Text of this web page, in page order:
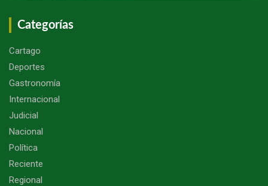
Categorías
Cartago
Deportes
Gastronomía
Internacional
Judicial
Nacional
Política
Reciente
Regional